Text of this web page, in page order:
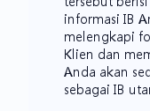
informasi IB
melengkapi
Klien dan
Anda akan
sebagai IB